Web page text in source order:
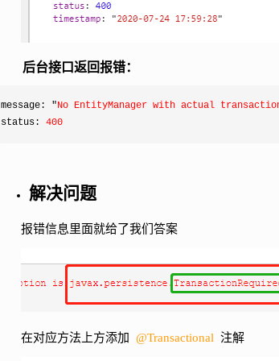
后台接口返回报错：
message: "No EntityManager with actual
status: 400
解决问题
报错信息里面就给了我们答案
在对应方法上方添加 @Transactional 注解